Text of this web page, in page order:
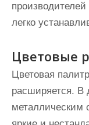
легко
Цветовые
Цветовая
расширяется. В
металлическим